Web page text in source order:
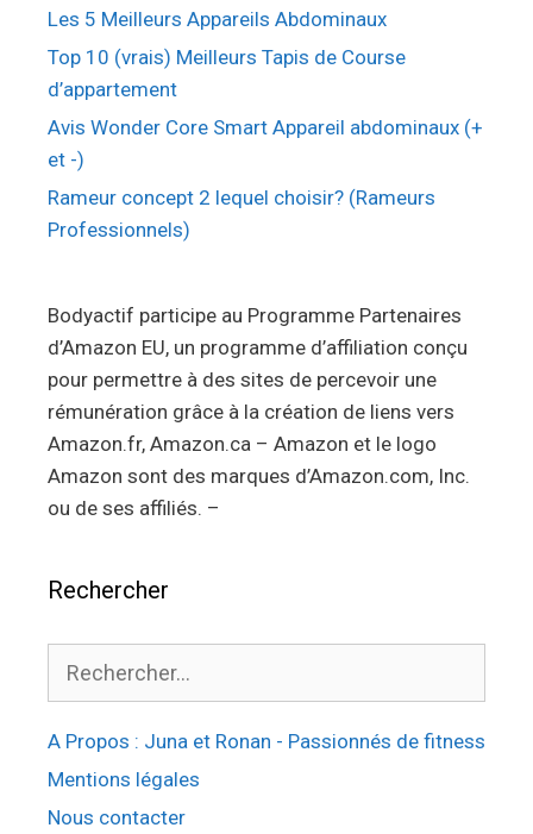
Les 5 Meilleurs Appareils Abdominaux
Top 10 (vrais) Meilleurs Tapis de Course
d’appartement
Avis Wonder Core Smart Appareil abdominaux (+
et -)
Rameur concept 2 lequel choisir? (Rameurs
Professionnels)
Bodyactif participe au Programme Partenaires
d’Amazon EU, un programme d’affiliation conçu
pour permettre à des sites de percevoir une
rémunération grâce à la création de liens vers
Amazon.fr, Amazon.ca – Amazon et le logo
Amazon sont des marques d’Amazon.com, Inc.
ou de ses affiliés. –
Rechercher
Rechercher :
A Propos : Juna et Ronan - Passionnés de fitness
Mentions légales
Nous contacter